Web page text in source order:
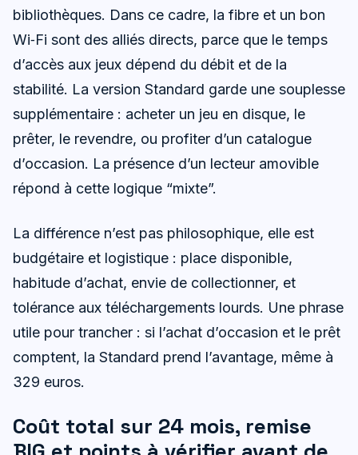
bibliothèques. Dans ce cadre, la fibre et un bon
Wi‑Fi sont des alliés directs, parce que le temps
d’accès aux jeux dépend du débit et de la
stabilité. La version Standard garde une souplesse
supplémentaire : acheter un jeu en disque, le
prêter, le revendre, ou profiter d’un catalogue
d’occasion. La présence d’un lecteur amovible
répond à cette logique “mixte”.
La différence n’est pas philosophique, elle est
budgétaire et logistique : place disponible,
habitude d’achat, envie de collectionner, et
tolérance aux téléchargements lourds. Une phrase
utile pour trancher : si l’achat d’occasion et le prêt
comptent, la Standard prend l’avantage, même à
329 euros.
Coût total sur 24 mois, remise